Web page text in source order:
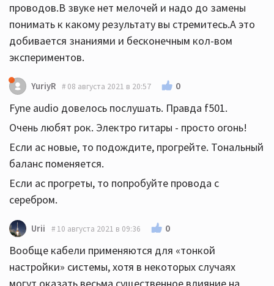
проводов.В звуке нет мелочей и надо до замены
понимать к какому результату вы стремитесь.А это
добивается знаниями и бесконечным кол-вом
экспериментов.
YuriyR 08 августа 2021 в 20:57 0
Fyne audio довелось послушать. Правда f501.
Очень любят рок. Электро гитары - просто огонь!
Если ас новые, то подождите, прогрейте. Тональный
баланс поменяется.
Если ас прогреты, то попробуйте провода с
серебром.
Urii 10 августа 2021 в 09:36 0
Вообще кабели применяются для «тонкой
настройки» системы, хотя в некоторых случаях